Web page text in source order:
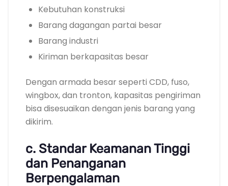
Kebutuhan konstruksi
Barang dagangan partai besar
Barang industri
Kiriman berkapasitas besar
Dengan armada besar seperti CDD, fuso,
wingbox, dan tronton, kapasitas pengiriman
bisa disesuaikan dengan jenis barang yang
dikirim.
c. Standar Keamanan Tinggi
dan Penanganan
Berpengalaman